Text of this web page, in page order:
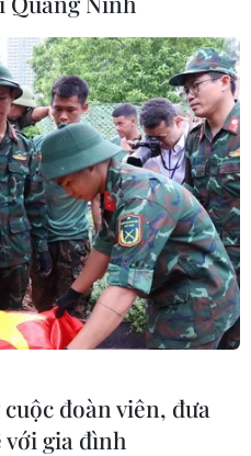
đoàn viên, đưa
với gia đình